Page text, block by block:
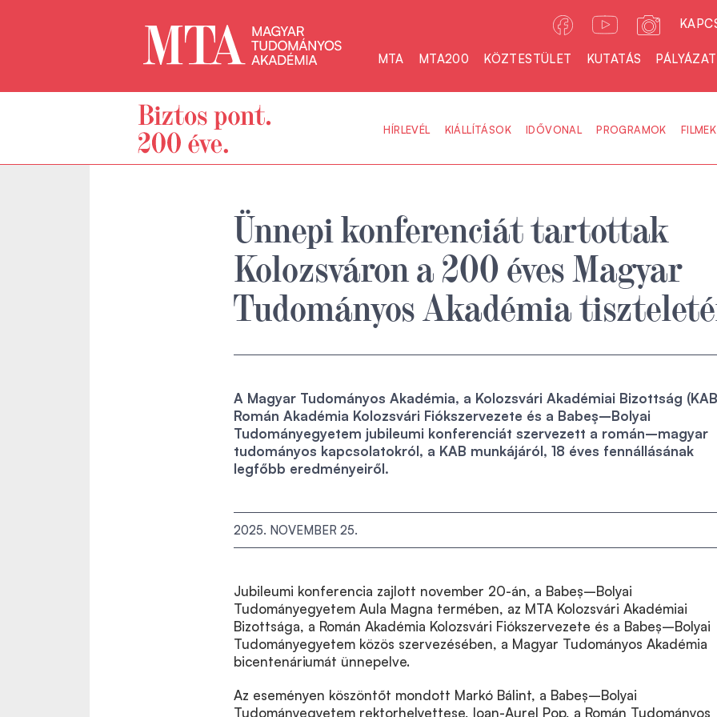
MTA MTA200 KÖZTESTÜLET KUTATÁS
HÍRLEVÉL KIÁLLÍTÁSOK IDŐVONAL PROGRAMOK FILMEK
Ünnepi konferenciát tartottak
Kolozsváron a 200 éves Magyar
Tudományos Akadémia
A Magyar Tudományos Akadémia, a Kolozsvári Akadémiai Bizottság
Román Akadémia Kolozsvári Fiókszervezete és a Babeş–Bolyai
Tudományegyetem jubileumi konferenciát szervezett a román–magyar
tudományos kapcsolatokról, a KAB munkájáról, 18 éves fennállásának
legfőbb eredményeiről.
2025. NOVEMBER 25.
Jubileumi konferencia zajlott november 20-án, a Babeș–Bolyai
Tudományegyetem Aula Magna termében, az MTA Kolozsvári Akadémiai
Bizottsága, a Román Akadémia Kolozsvári Fiókszervezete és a Babeș–Bolyai
Tudományegyetem közös szervezésében, a Magyar Tudományos Akadémia
bicentenáriumát ünnepelve.
Az eseményen köszöntőt mondott Markó Bálint, a Babeș–Bolyai
Tudományegyetem rektorhelyettese, Ioan-Aurel Pop, a Román Tudományos